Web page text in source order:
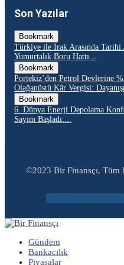
Son Yazılar
Bookmark
Türkiye ile Irak Arasında Tarihi
Yumurtalık Boru Hattı...
Bookmark
Portekiz’den Petrol Devlerine
Olağanüstü Kâr Vergisi:
Bookmark
6. Dünya Enerji Depolama
Sayım Başladı:...
©2023 Bir Finansçı, Tüm
Facebook Twitter
Gündem
Bankacılık
Piyasalar